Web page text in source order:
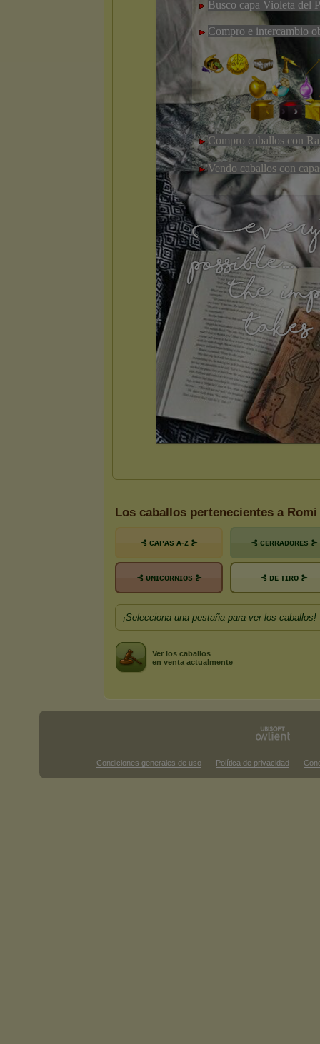
Los caballos pertenecientes a
⊰ ᴄᴀᴘᴀs ᴀ-ᴢ ⊱ ⊰ ᴄᴇʀʀᴀᴅᴏʀᴇs ⊱
⊰ ᴜɴɪᴄᴏʀɴɪᴏs ⊱ ⊰ ᴅᴇ ᴛɪʀᴏ ⊱
¡Selecciona una pestaña para ver los caballos!
Ver los caballos
en venta actualmente
Condiciones generales de uso Política de privacidad